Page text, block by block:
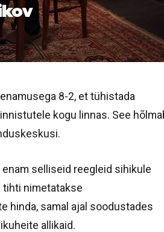
8-2, et tühistada
kogu linnas. See
selliseid reegleid sihikule
tihti nimetatakse
hinda, samal ajal soodustades
allikaid.